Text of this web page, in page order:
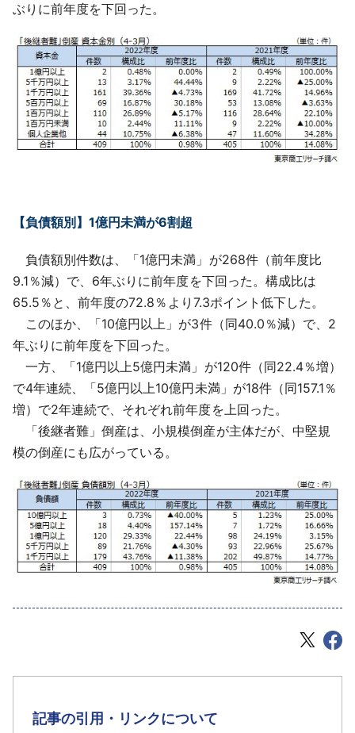
ぶりに前年度を下回った。
【負債額別】1億円未満が6割超
負債額別件数は、「1億円未満」が268件（前年度比
9.1％減）で、6年ぶりに前年度を下回った。構成比は
65.5％と、前年度の72.8％より7.3ポイント低下した。
このほか、「10億円以上」が3件（同40.0％減）で、2
年ぶりに前年度を下回った。
一方、「1億円以上5億円未満」が120件（同22.4％増）
で4年連続、「5億円以上10億円未満」が18件（同157.1％
増）で2年連続で、それぞれ前年度を上回った。
「後継者難」倒産は、小規模倒産が主体だが、中堅規
模の倒産にも広がっている。
記事の引用・リンクについて